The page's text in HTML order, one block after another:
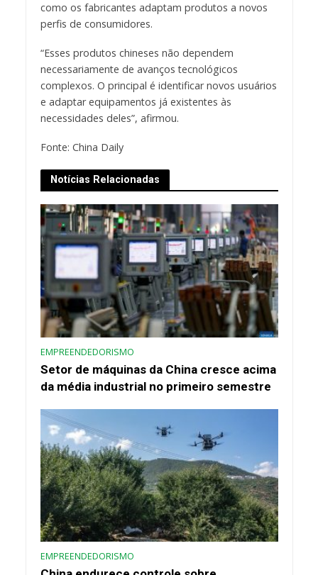
como os fabricantes adaptam produtos a novos
perfis de consumidores.
“Esses produtos chineses não dependem
necessariamente de avanços tecnológicos
complexos. O principal é identificar novos usuários
e adaptar equipamentos já existentes às
necessidades deles”, afirmou.
Fonte: China Daily
Notícias Relacionadas
EMPREENDEDORISMO
Setor de máquinas da China cresce acima
da média industrial no primeiro semestre
EMPREENDEDORISMO